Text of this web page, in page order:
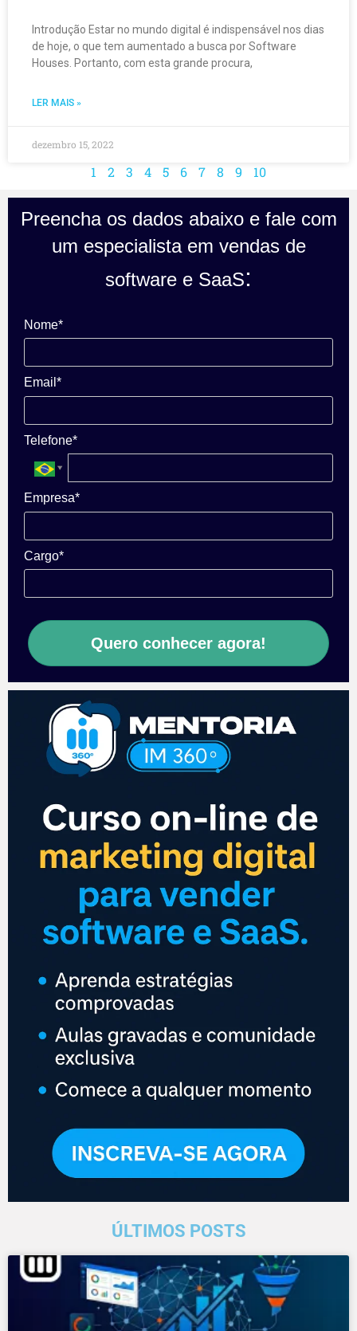
Introdução Estar no mundo digital é indispensável nos dias
de hoje, o que tem aumentado a busca por Software
Houses. Portanto, com esta grande procura,
LER MAIS »
dezembro 15, 2022
1 2 3 4 5 6 7 8 9 10
Preencha os dados abaixo e fale com
um especialista em vendas de
software e SaaS:
Nome*
Email*
Telefone*
Empresa*
Cargo*
Quero conhecer agora!
ÚLTIMOS POSTS